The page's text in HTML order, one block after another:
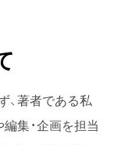
、著者である私
集・企画を担当